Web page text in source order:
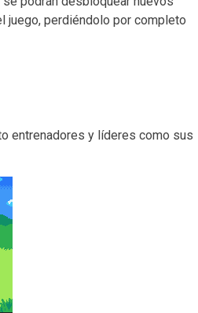
juego, perdiéndolo por completo
entrenadores y líderes como sus